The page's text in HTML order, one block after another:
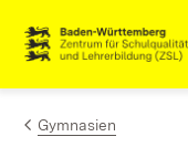
Skip to content
Link to homepage
Gymnasien